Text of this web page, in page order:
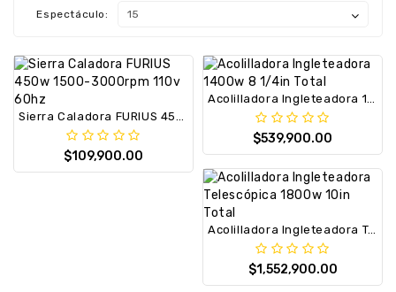
Herramientas
Espectáculo:
$109,900.00
$539,900.00
Acolilladora Ingleteadora Telescópica 1800w 10in Total
$1,552,900.00